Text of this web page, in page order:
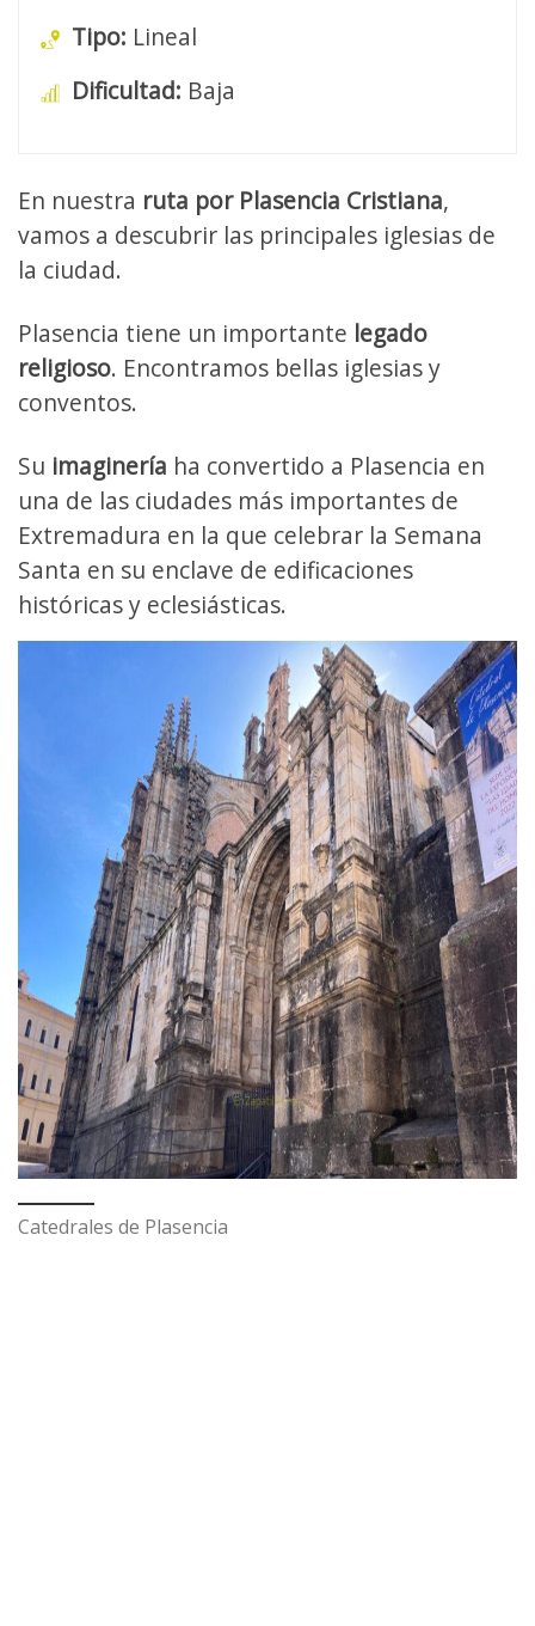
Tipo: Lineal
Dificultad: Baja
En nuestra ruta por Plasencia Cristiana,
vamos a descubrir las principales iglesias de
la ciudad.
Plasencia tiene un importante legado
religioso. Encontramos bellas iglesias y
conventos.
Su imaginería ha convertido a Plasencia en
una de las ciudades más importantes de
Extremadura en la que celebrar la Semana
Santa en su enclave de edificaciones
históricas y eclesiásticas.
Catedrales de Plasencia